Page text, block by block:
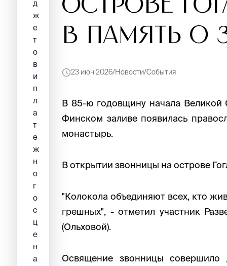
острове
в память о
23 июн 2026 Новости События
В 85-ю годовщину начала Великой
Финском заливе появилась
монастырь.
В открытии звонницы на острове
"Колокола объединяют всех, кто
грешных", - отметил участник
(Ольховой).
Освящение звонницы совершило
д
ж
е
т
о
в
и
п
л
а
т
е
ж
н
о
г
о
с
ц
е
н
а